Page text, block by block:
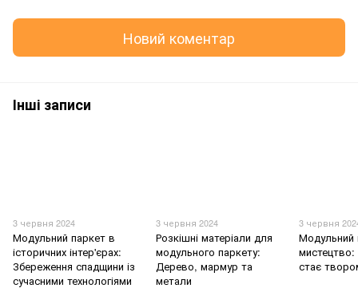
Новий коментар
Інші записи
3 червня 2024
Модульний паркет в
історичних інтер'єрах:
Збереження спадщини із
сучасними технологіями
3 червня 2024
Розкішні матеріали для
модульного паркету:
Дерево, мармур та
метали
3 червня
Модульний
мистецтво:
стає